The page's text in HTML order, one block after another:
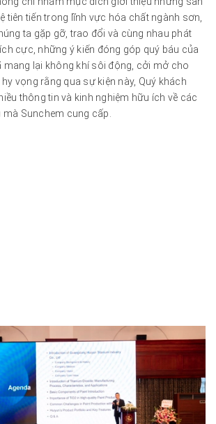
tiên tiến trong lĩnh vực hóa chất ngành sơn,
ta gặp gỡ, trao đổi và cùng nhau phát
cực, những ý kiến đóng góp quý báu của
mang lại không khí sôi động, cởi mở cho
vọng rằng qua sự kiện này, Quý khách
thông tin và kinh nghiệm hữu ích về các
Sunchem cung cấp.